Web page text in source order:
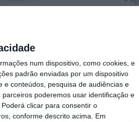
num dispositivo, como cookies, e
padrão enviadas por um dispositivo
e conteúdos, pesquisa de audiências e
poderemos usar identificação e
clicar para consentir o
conforme descrito acima. Em
4